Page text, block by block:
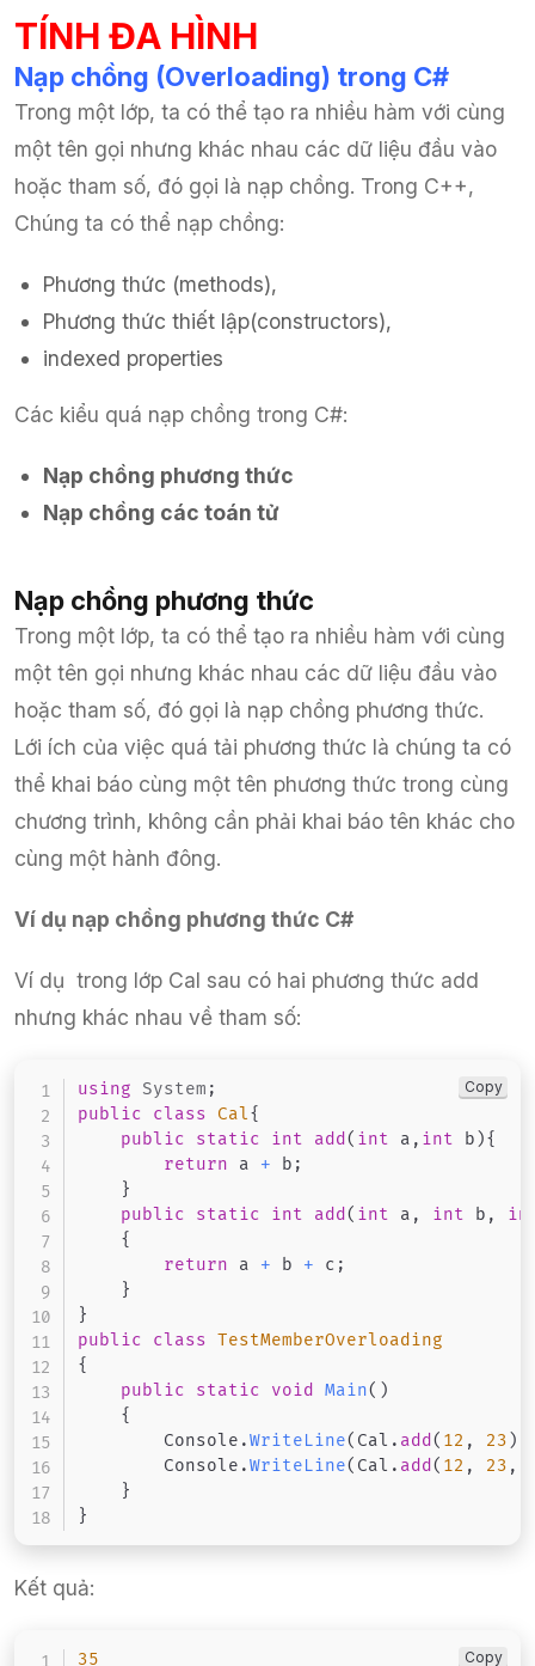
TÍNH ĐA HÌNH
Nạp chồng (Overloading) trong C#
Trong một lớp, ta có thể tạo ra nhiều hàm với cùng
một tên gọi nhưng khác nhau các dữ liệu đầu vào
hoặc tham số, đó gọi là nạp chồng. Trong C++,
Chúng ta có thể nạp chồng:
Phương thức (methods),
Phương thức thiết lập(constructors),
indexed properties
Các kiểu quá nạp chồng trong C#:
Nạp chồng phương thức
Nạp chồng các toán tử
Nạp chồng phương thức
Trong một lớp, ta có thể tạo ra nhiều hàm với cùng
một tên gọi nhưng khác nhau các dữ liệu đầu vào
hoặc tham số, đó gọi là nạp chồng phương thức.
Lới ích của việc quá tải phương thức là chúng ta có
thể khai báo cùng một tên phương thức trong cùng
chương trình, không cần phải khai báo tên khác cho
cùng một hành đông.
Ví dụ nạp chồng phương thức C#
Ví dụ trong lớp Cal sau có hai phương thức add
nhưng khác nhau về tham số:
using System ;
public
class Cal{
public
static int add ( int a , int b ){
return a + b ;
}
public
static int add ( int a , int b ,
{
return a + b + c ;
}
}
public
class TestMemberOverloading
{
public
static void Main( )
{
        Console
.WriteLine( Cal . add ( 12 , 23 )
        Console
.WriteLine( Cal . add ( 12 , 23 ,
}
}
Copy
Kết quả:
35
Copy